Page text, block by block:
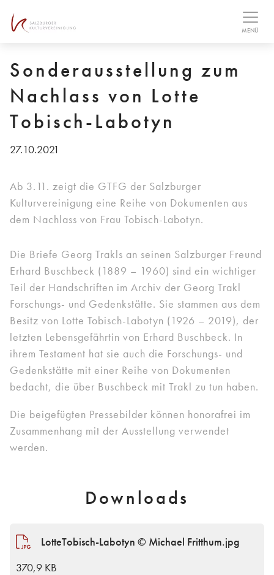
MENÜ
Sonderausstellung zum
Nachlass von Lotte
Tobisch-Labotyn
27.10.2021
Ab 3.11. zeigt die GTFG der Salzburger
Kulturvereinigung eine Reihe von Dokumenten aus
dem Nachlass von Frau Tobisch-Labotyn.
Die Briefe Georg Trakls an seinen Salzburger Freund
Erhard Buschbeck (1889 – 1960) sind ein wichtiger
Teil der Handschriften im Archiv der Georg Trakl
Forschungs- und Gedenkstätte. Sie stammen aus dem
Besitz von Lotte Tobisch-Labotyn (1926 – 2019), der
letzten Lebensgefährtin von Erhard Buschbeck. In
ihrem Testament hat sie auch die Forschungs- und
Gedenkstätte mit einer Reihe von Dokumenten
bedacht, die über Buschbeck mit Trakl zu tun haben.
Die beigefügten Pressebilder können honorafrei im
Zusammenhang mit der Ausstellung verwendet
werden.
Downloads
LotteTobisch-Labotyn © Michael Fritthum.jpg
370,9 KB